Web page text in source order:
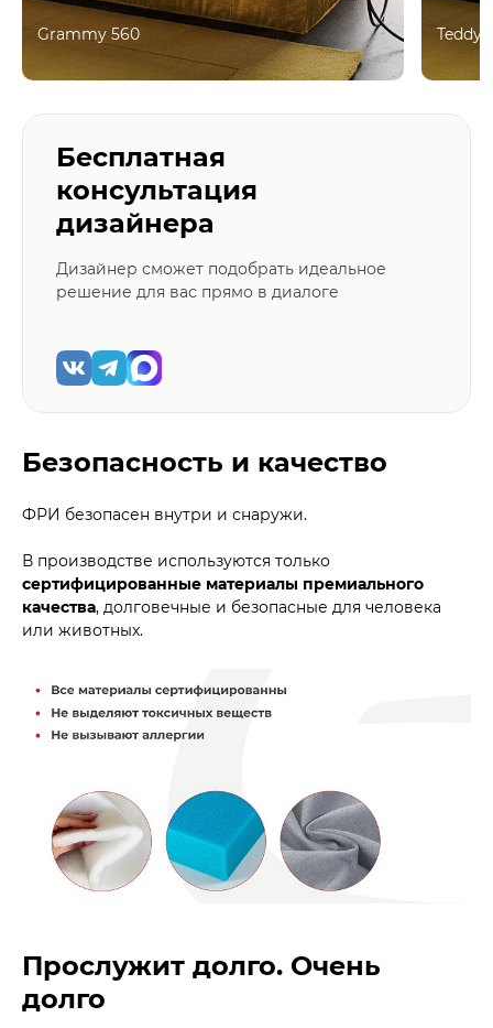
Grammy 560 Teddy
Бесплатная
консультация
дизайнера
Дизайнер сможет подобрать идеальное
решение для вас прямо в диалоге
Безопасность и качество
ФРИ безопасен внутри и снаружи.
В производстве используются только
сертифицированные материалы премиального
качества, долговечные и безопасные для человека
или животных.
Прослужит долго. Очень
долго